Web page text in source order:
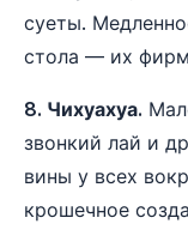
суеты.
стола — их
8. Чихуахуа.
звонкий лай и
вины у всех
крошечное